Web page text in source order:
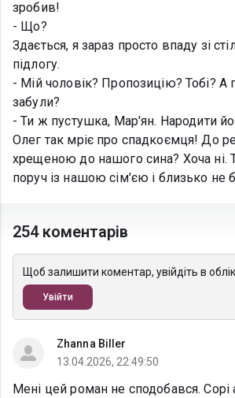
зробив!
- Що?
Здається, я зараз просто впаду зі
підлогу.
- Мій чоловік? Пропозицію? Тобі?
забули?
- Ти ж пустушка, Мар'ян. Народити
Олег так мріє про спадкоємця! До
хрещеною до нашого сина? Хоча ні.
поруч із нашою сім'єю і близько не
254 коментарів
Щоб залишити коментар, увійдіть в
Увійти
Zhanna Biller
13.04.2026, 22:49:50
Мені цей роман не сподобався. Сорі